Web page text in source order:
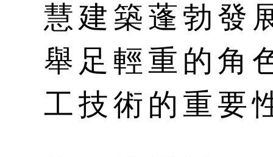
慧建築蓬勃發
舉足輕重的角
工技術的重要